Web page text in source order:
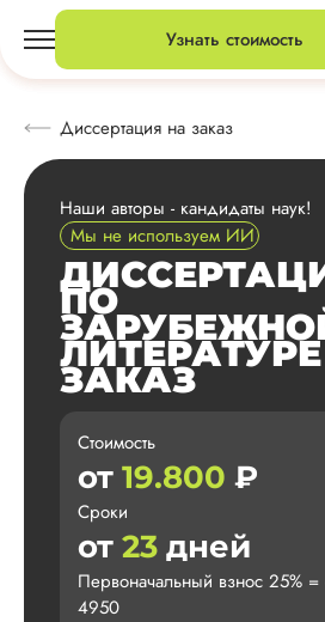
Узнать стоимость
Диссертация на заказ
Наши авторы - кандидаты наук!
Мы не используем ИИ
ПО
ЗАКАЗ
Стоимость
от 19.800 ₽
Сроки
от 23 дней
Первоначальный взнос 25% =
4950